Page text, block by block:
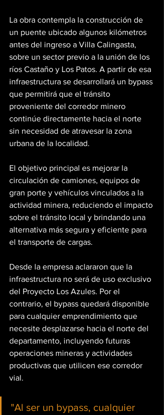
La obra contempla la construcción de
un puente ubicado algunos kilómetros
antes del ingreso a Villa Calingasta,
sobre un sector previo a la unión de los
ríos Castaño y Los Patos. A partir de esa
infraestructura se desarrollará un bypass
que permitirá que el tránsito
proveniente del corredor minero
continúe directamente hacia el norte
sin necesidad de atravesar la zona
urbana de la localidad.
El objetivo principal es mejorar la
circulación de camiones, equipos de
gran porte y vehículos vinculados a la
actividad minera, reduciendo el impacto
sobre el tránsito local y brindando una
alternativa más segura y eficiente para
el transporte de cargas.
Desde la empresa aclararon que la
infraestructura no será de uso exclusivo
del Proyecto Los Azules. Por el
contrario, el bypass quedará disponible
para cualquier emprendimiento que
necesite desplazarse hacia el norte del
departamento, incluyendo futuras
operaciones mineras y actividades
productivas que utilicen ese corredor
vial.
"Al ser un bypass, cualquier